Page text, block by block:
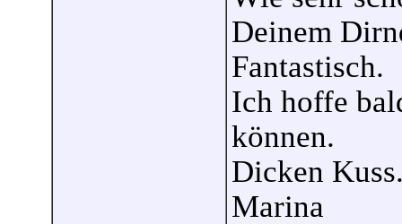
Deinem
Fantastisch.
Ich hoffe
können.
Dicken
Marina